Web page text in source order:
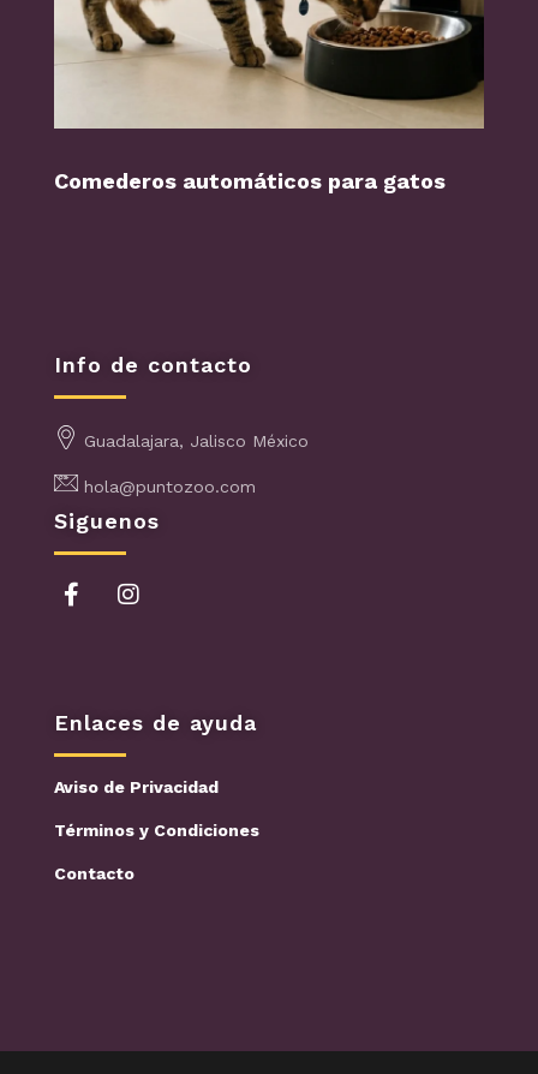
Comederos automáticos para gatos
Info de contacto
Guadalajara, Jalisco México
hola@puntozoo.com
Siguenos
Enlaces de ayuda
Aviso de Privacidad
Términos y Condiciones
Contacto